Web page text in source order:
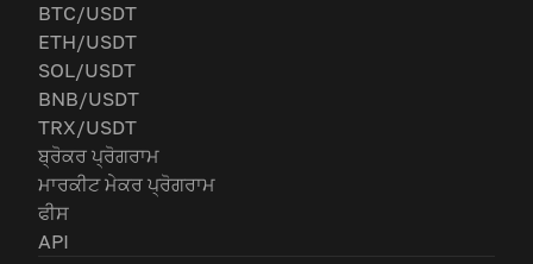
BTC/USDT
ETH/USDT
SOL/USDT
BNB/USDT
TRX/USDT
ਬ੍ਰੋਕਰ ਪ੍ਰੋਗਰਾਮ
ਮਾਰਕੀਟ ਮੇਕਰ ਪ੍ਰੋਗਰਾਮ
ਫੀਸ
API